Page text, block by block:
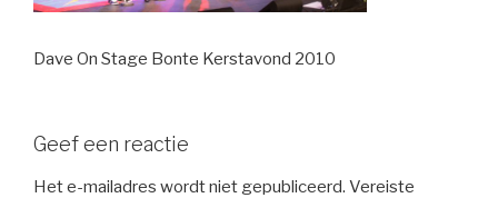
Dave On Stage Bonte Kerstavond 2010
Geef een reactie
Het e-mailadres wordt niet gepubliceerd. Vereiste